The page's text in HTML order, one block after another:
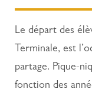
Le départ des
Terminale, est
partage. Pique-
fonction des